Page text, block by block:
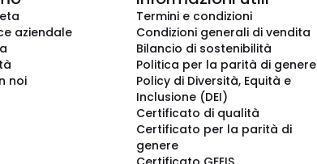
aziendale
noi
Termini e condizioni
Condizioni generali di vendita
Bilancio di sostenibilità
Politica per la parità di genere
Policy di Diversità, Equità e
Inclusione (DEI)
Certificato di qualità
Certificato per la parità di
genere